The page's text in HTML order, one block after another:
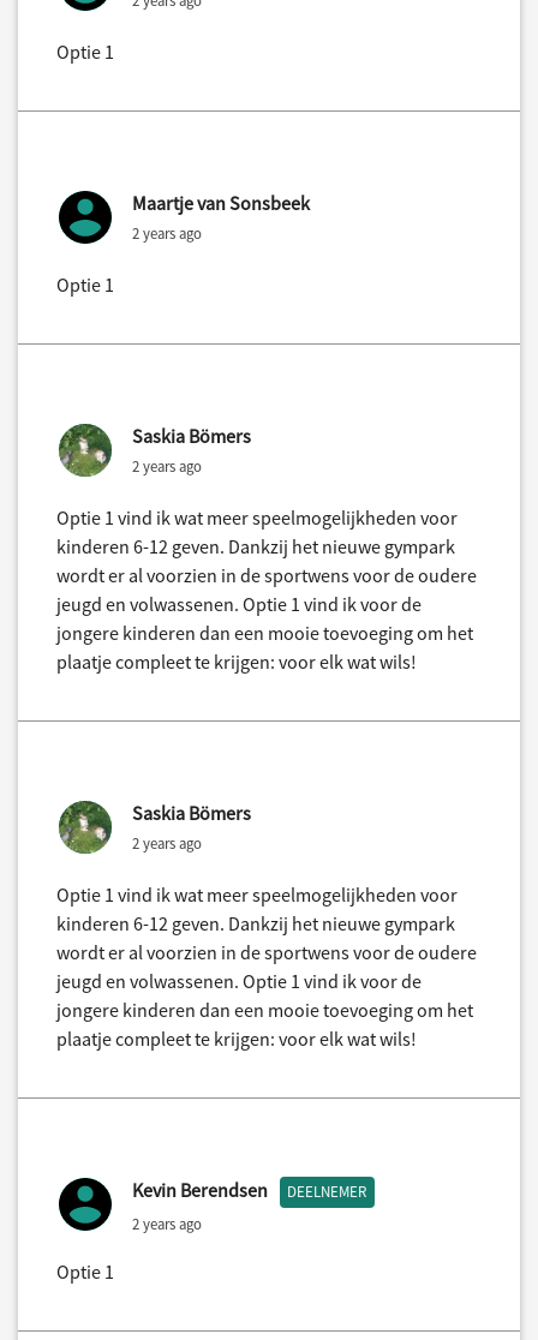
Optie 1
Maartje van Sonsbeek
2 years ago
Optie 1
Saskia Bömers
2 years ago
Optie 1 vind ik wat meer speelmogelijkheden voor
kinderen 6-12 geven. Dankzij het nieuwe gympark
wordt er al voorzien in de sportwens voor de oudere
jeugd en volwassenen. Optie 1 vind ik voor de
jongere kinderen dan een mooie toevoeging om het
plaatje compleet te krijgen: voor elk wat wils!
Saskia Bömers
2 years ago
Optie 1 vind ik wat meer speelmogelijkheden voor
kinderen 6-12 geven. Dankzij het nieuwe gympark
wordt er al voorzien in de sportwens voor de oudere
jeugd en volwassenen. Optie 1 vind ik voor de
jongere kinderen dan een mooie toevoeging om het
plaatje compleet te krijgen: voor elk wat wils!
Kevin Berendsen DEELNEMER
2 years ago
Optie 1